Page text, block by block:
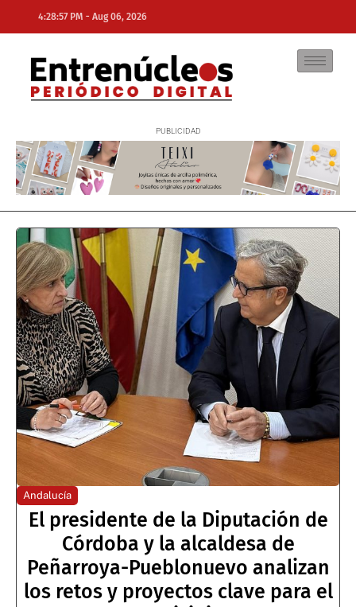
4:28:57 PM - Aug 06, 2026
NE
Andalucía
El presidente de la Diputación de
Córdoba y la alcaldesa de
Peñarroya-Pueblonuevo analizan
los retos y proyectos clave para el